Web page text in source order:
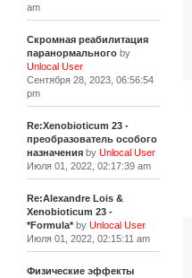
am
Скромная реабилитация
паранормальногоby
Unlocal User
Сентября 28, 2023, 06:56:54
pm
Re:Xenobioticum 23 -
преобразователь особого
назначенияby Unlocal User
Июля 01, 2022, 02:17:39 am
Re:Alexandre Lois &
Xenobioticum 23 -
*Formula*by Unlocal User
Июля 01, 2022, 02:15:11 am
Физические эффекты